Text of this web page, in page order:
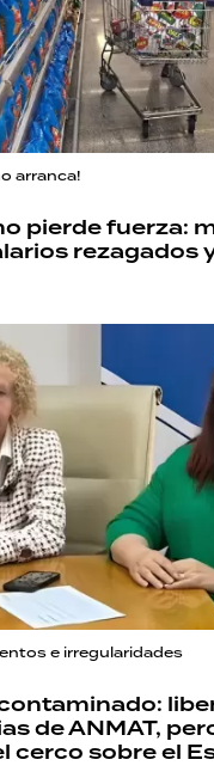
arranca!
pierde fuerza:
rezagados
e irregularidades
de ANMAT,
cerco sobre el